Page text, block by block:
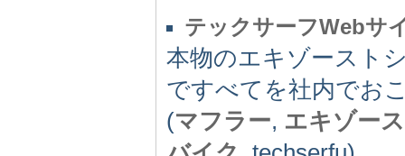
テックサーフWebサ
本物のエキゾースト
ですべてを社内でお
(マフラー, エキゾー